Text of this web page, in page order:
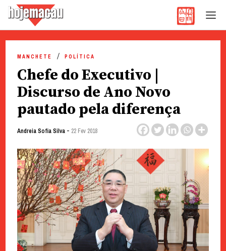
content
MANCHETE POLÍTICA
Chefe do Executivo |
Discurso de Ano Novo
pautado pela diferença
Andreia Sofia Silva- 22 Fev 2018